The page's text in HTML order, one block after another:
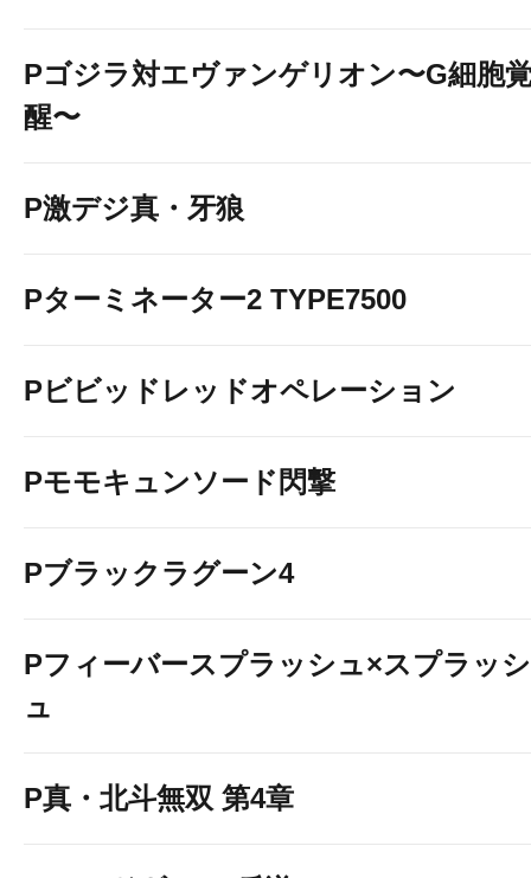
Pゴジラ対エヴァンゲリオン〜G細胞
醒〜
P激デジ真・牙狼
Pターミネーター2 TYPE7500
Pビビッドレッドオペレーション
Pモモキュンソード閃撃
Pブラックラグーン4
Pフィーバースプラッシュ×スプラッシ
ュ
P真・北斗無双 第4章